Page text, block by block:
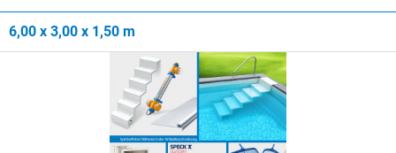
6,00 x 3,00 x 1,50 m